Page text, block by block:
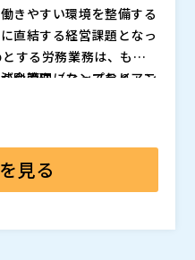
コミュニティ「Camp」
にプロダクトを育てられ
究所（）
は将来的に追加、削除さ
きやすい環境を整備する
直結する経営課題となっ
する労務業務は、もは
令遵守（コンプライアン
して欠かせない要素で
い」といった課題が顕在
大手製品は高コスト」
の選定が難しくなってい
別管理になっており、二
要している」、「特殊な
ビスは機能不足で結局使
こえます。 勤怠管
っています。
選ぶか」をテーマに、カ
「iTime」の事例を交え
労務の“当たり前”を確実
究所（）
見る